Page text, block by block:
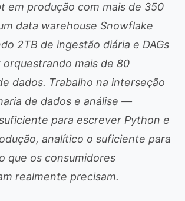
em produção com mais de 350
data warehouse Snowflake
2TB de ingestão diária e DAGs
mais de 80
dados. Trabalho na interseção
de dados e análise —
para escrever Python e
analítico o suficiente para
que os consumidores
realmente precisam.